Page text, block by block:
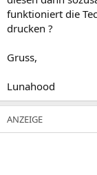
funktioniert die
drucken ?
Gruss,
Lunahood